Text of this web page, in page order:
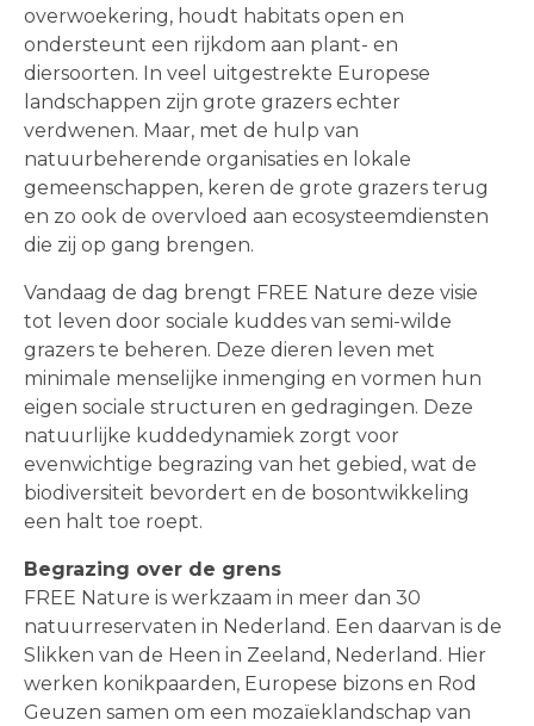
overwoekering, houdt habitats open en
ondersteunt een rijkdom aan plant- en
diersoorten. In veel uitgestrekte Europese
landschappen zijn grote grazers echter
verdwenen. Maar, met de hulp van
natuurbeherende organisaties en lokale
gemeenschappen, keren de grote grazers terug
en zo ook de overvloed aan ecosysteemdiensten
die zij op gang brengen.
Vandaag de dag brengt FREE Nature deze visie
tot leven door sociale kuddes van semi-wilde
grazers te beheren. Deze dieren leven met
minimale menselijke inmenging en vormen hun
eigen sociale structuren en gedragingen. Deze
natuurlijke kuddedynamiek zorgt voor
evenwichtige begrazing van het gebied, wat de
biodiversiteit bevordert en de bosontwikkeling
een halt toe roept.
Begrazing over de grens
FREE Nature is werkzaam in meer dan 30
natuurreservaten in Nederland. Een daarvan is de
Slikken van de Heen in Zeeland, Nederland. Hier
werken konikpaarden, Europese bizons en Rod
Geuzen samen om een mozaïeklandschap van